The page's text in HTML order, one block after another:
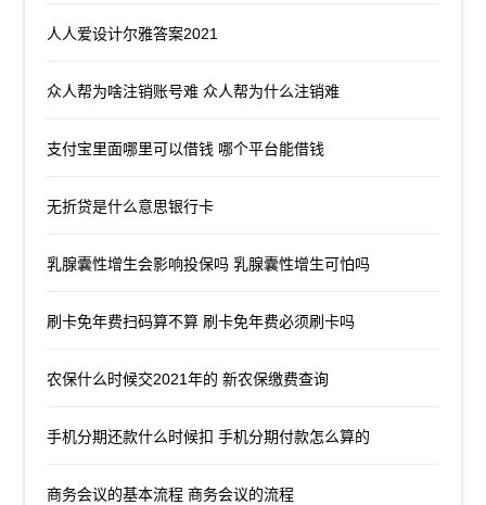
人人爱设计尔雅答案2021
众人帮为啥注销账号难 众人帮为什么注销难
支付宝里面哪里可以借钱 哪个平台能借钱
无折贷是什么意思银行卡
乳腺囊性增生会影响投保吗 乳腺囊性增生可怕吗
刷卡免年费扫码算不算 刷卡免年费必须刷卡吗
农保什么时候交2021年的 新农保缴费查询
手机分期还款什么时候扣 手机分期付款怎么算的
商务会议的基本流程 商务会议的流程